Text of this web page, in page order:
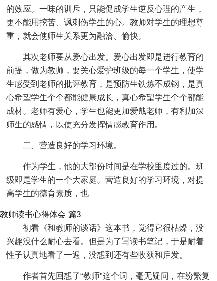
的效应。一味的训斥，只能促成学生逆反心理的产生，
更不能用挖苦、讽刺伤学生的心。教师对学生的理想尊
重，就会使师生关系更为融洽、愉快。
其次老师要从爱心出发。爱心出发即是进行教育的
前提，做为教师，要关心爱护班级的每一个学生，使学
生感受到老师的批评教育，是预防生铁炼不成钢，是真
心希望学生个个都能健康成长，真心希望学生个个都能
成材。老师有爱心，学生也能更加爱戴老师，有利加深
师生的感情，以使充分发挥情感教育作用。
二、营造良好的学习环境。
作为学生，他的大部份时间是在学校里度过的。班
级即是学生的一个大家庭。营造良好的学习环境，对提
高学生的德育素质，也
教师读书心得体会 篇3
初看《和教师的谈话》这本书，觉得它很枯燥，没
兴趣没什么耐心去看。但是为了写读书笔记，于是耐着
性子认真地看了一遍，没想到还有些收获和启发。
作者首先回想了“教师”这个词，毫无疑问，在纷繁复